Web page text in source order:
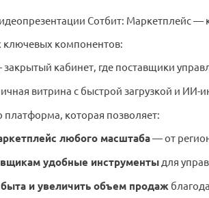
Сотбит: Маркетплейс —
ключевых компонентов:
кабинет, где поставщики
витрина с быстрой загрузкой и
которая позволяет:
любого масштаба— от
удобные инструменты для
и увеличить объем продаж